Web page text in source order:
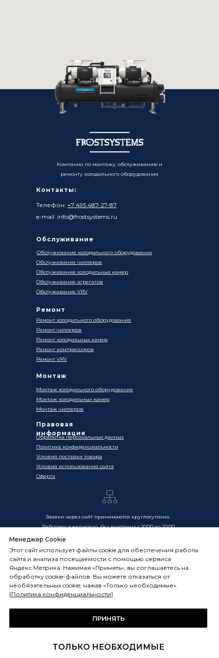
Контакты:
Телефон: +7 495 487-27-87
e-mail: info@frostsystems.ru
Ремонт
Цены, указанные на сайте, носят информационный
характер и не являются публичной офертой в смысле
ст. 437 ГК РФ. Окончательная стоимость товаров и услуг
определяется индивидуально и фиксируется в
Спецификации. Условия оказания услуг определяются
публичной офертой, размещённой по адресу:
Заявки через сайт принимаются круглосуточно.
Работаем ежедневно, без выходных с 10:00 до 20:00
Обработка персональных данных
Политика конфиденциальности
Условия поставки товара
Оферта
Условия использования сайта
Компания по монтажу, обслуживанию и
ремонту холодильного оборудования
Ремонт холодильного оборудования
Ремонт чиллеров
Ремонт холодильных камер
Ремонт компрессоров
Ремонт VRV
Монтаж
Правовая
информация
Монтаж холодильного оборудования
Монтаж чиллеров
Монтаж холодильных камер
Обслуживание
Обслуживание холодильного оборудования
Обслуживание чиллеров
Обслуживание холодильных камер
Обслуживание агрегатов
Обслуживание VRV
Менеджер Cookie
Этот сайт использует файлы cookie для обеспечения работы
сайта и анализа посещаемости с помощью сервиса
Яндекс.Метрика. Нажимая «Принять», вы соглашаетесь на
обработку cookie-файлов. Вы можете отказаться от
необязательных cookie, нажав «Только необходимые».
[Политика конфиденциальности]
ПРИНЯТЬ
ТОЛЬКО НЕОБХОДИМЫЕ